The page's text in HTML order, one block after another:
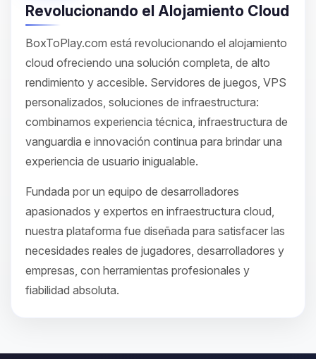
Revolucionando el Alojamiento Cloud
BoxToPlay.com está revolucionando el alojamiento
cloud ofreciendo una solución completa, de alto
rendimiento y accesible. Servidores de juegos, VPS
personalizados, soluciones de infraestructura:
combinamos experiencia técnica, infraestructura de
vanguardia e innovación continua para brindar una
experiencia de usuario inigualable.
Fundada por un equipo de desarrolladores
apasionados y expertos en infraestructura cloud,
nuestra plataforma fue diseñada para satisfacer las
necesidades reales de jugadores, desarrolladores y
empresas, con herramientas profesionales y
fiabilidad absoluta.